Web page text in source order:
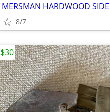
MERSMAN HARDWOOD
8/7
$30